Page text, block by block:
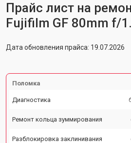
Прайс лист на
Fujifilm GF 80mm f/
Дата обновления прайса: 19.07.2026
Поломка
Диагностика
Ремонт кольца зуммирования
Разблокировка заклинивания